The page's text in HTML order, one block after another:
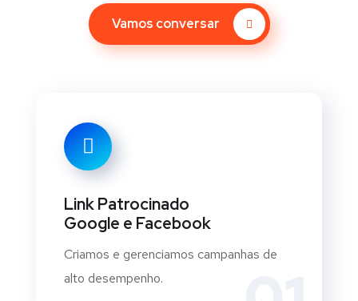
Vamos conversar
Link Patrocinado
Google e Facebook
Criamos e gerenciamos campanhas de
alto desempenho.